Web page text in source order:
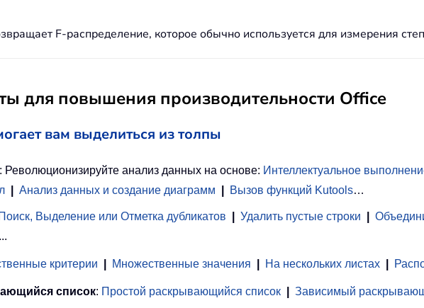
F-распределение, которое обычно используется для измерения
для повышения производительности Office
вам выделиться из толпы
: Революционизируйте анализ данных на основе: Интеллектуальное
Анализ данных и создание диаграмм Вызов функций Kutools…
Поиск, Выделение или Отметка дубликатов Удалить пустые строки
...
критерии Множественные значения На нескольких листах
список: Простой раскрывающийся список
Зависимый